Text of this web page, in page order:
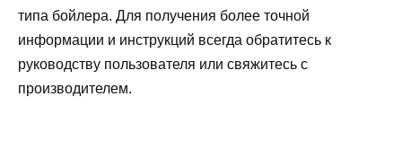
типа бойлера. Для получения более точной
информации и инструкций всегда обратитесь к
руководству пользователя или свяжитесь с
производителем.